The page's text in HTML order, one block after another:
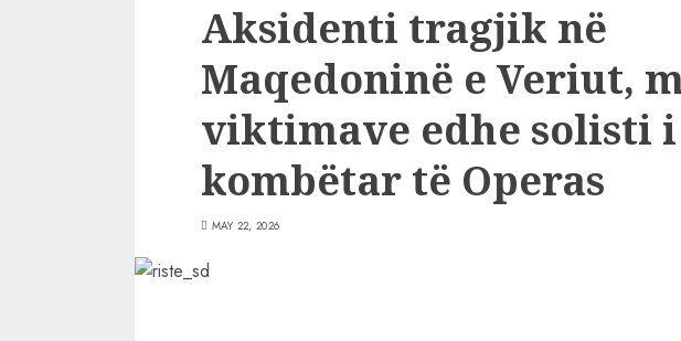
Aksidenti tragjik në
Maqedoninë e Veriut,
viktimave edhe solisti
kombëtar të Operas
MAY 22, 2026